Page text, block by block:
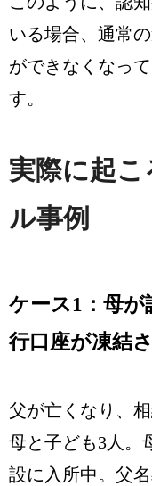
いる場合、通常
ができなくなっ
す。
実際に起
ル事例
ケース1：母が
行口座が凍結
父が亡くなり、
母と子ども3人。
設に入所中。父